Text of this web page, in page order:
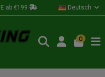
ab €199 Deutsch
0